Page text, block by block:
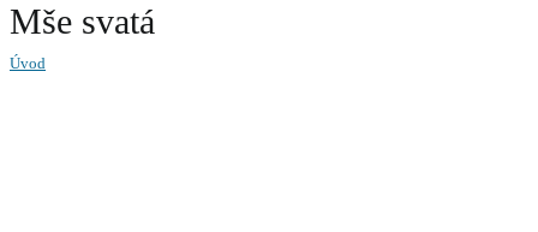
Mše svatá
Úvod